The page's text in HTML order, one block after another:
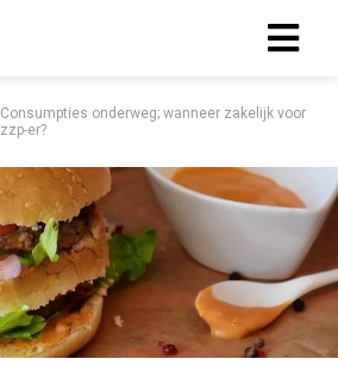
Consumpties onderweg; wanneer zakelijk voor
zzp-er?